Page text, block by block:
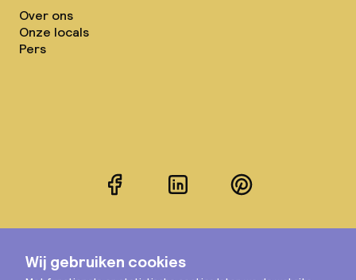
Over ons
Onze locals
Pers
FacebookLinkedInPinterest
Instagram